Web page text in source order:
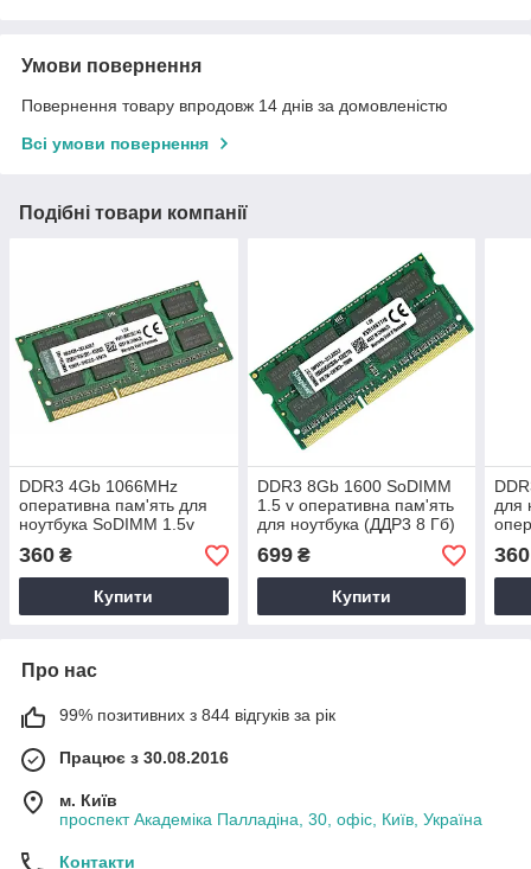
Умови повернення
Повернення товару впродовж 14 днів за домовленістю
Всі умови повернення
Подібні товари компанії
DDR3 4Gb 1066MHz
оперативна пам'ять для
ноутбука SoDIMM 1.5v
KVR1066D3S7/4G
360 ₴
Купити
DDR3 8Gb 1600 SoDIMM
1.5 v оперативна пам'ять
для ноутбука (ДДР3 8 Гб)
KVR16S11/8
699₴
Купити
для
4 Гб
360
Про нас
99% позитивних з 844 відгуків за рік
Працює з 30.08.2016
м. Київ
проспект Академіка Палладіна, 30, офіс, Київ, Україна
Контакти